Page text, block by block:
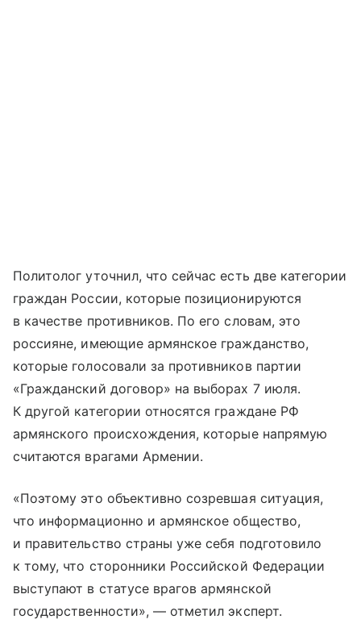
Политолог уточнил, что сейчас есть две категории
граждан России, которые позиционируются
в качестве противников. По его словам, это
россияне, имеющие армянское гражданство,
которые голосовали за противников партии
«Гражданский договор» на выборах 7 июля.
К другой категории относятся граждане РФ
армянского происхождения, которые напрямую
считаются врагами Армении.
«Поэтому это объективно созревшая ситуация,
что информационно и армянское общество,
и правительство страны уже себя подготовило
к тому, что сторонники Российской Федерации
выступают в статусе врагов армянской
государственности», — отметил эксперт.